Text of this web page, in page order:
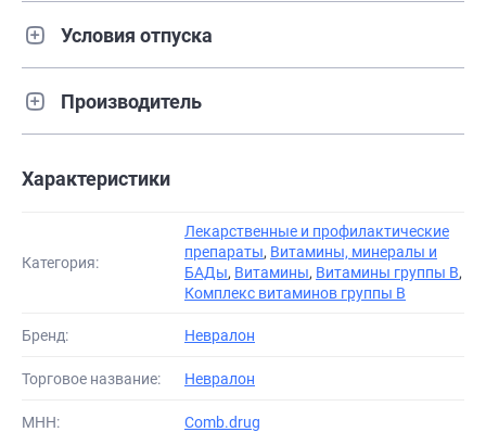
Условия отпуска
Производитель
Характеристики
Категория:
Лекарственные и профилактические
препараты, Витамины, минералы и
БАДы, Витамины, Витамины группы В,
Комплекс витаминов группы B
Бренд: Невралон
Торговое название: Невралон
МНН: Comb.drug